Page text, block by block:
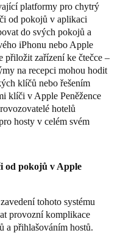
platformy pro chytrý
od pokojů v aplikaci
do svých pokojů a
iPhonu nebo Apple
přiložit zařízení ke čtečce –
na recepci mohou hodit
klíčů nebo řešením
klíči v Apple Peněžence
hotelů
hosty v celém svém
od pokojů v Apple
tohoto systému
provozní komplikace
a přihlašováním hostů.